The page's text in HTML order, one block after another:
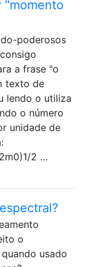
"momento
poderosos
a frase "o
texto de
lendo o utiliza
o número
unidade de
2 …
o
usado